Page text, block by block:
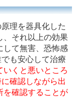
理を器具化した
、それ以上の効果
して無害、恐怖感
も安心して治療
いくと悪いところ
確認しながら出
を確認することが